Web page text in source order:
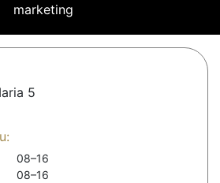
marketing
5
08–16
08–16